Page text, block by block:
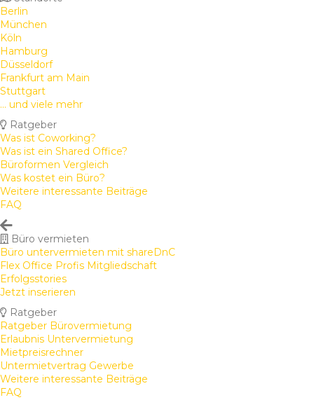
Berlin
München
Köln
Hamburg
Düsseldorf
Frankfurt am Main
Stuttgart
... und viele mehr
Ratgeber
Was ist Coworking?
Was ist ein Shared Office?
Büroformen Vergleich
Was kostet ein Büro?
Weitere interessante Beiträge
FAQ
Büro vermieten
Büro untervermieten mit shareDnC
Flex Office Profis Mitgliedschaft
Erfolgsstories
Jetzt inserieren
Ratgeber
Ratgeber Bürovermietung
Erlaubnis Untervermietung
Mietpreisrechner
Untermietvertrag Gewerbe
Weitere interessante Beiträge
FAQ